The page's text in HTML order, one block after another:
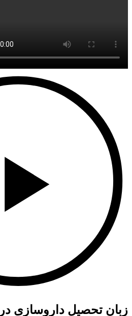
زبان تحصیل داروسازی در